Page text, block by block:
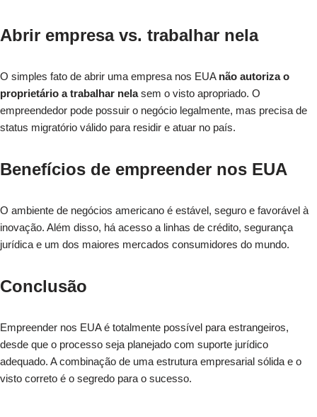
Abrir empresa vs. trabalhar nela
O simples fato de abrir uma empresa nos EUA não autoriza o
proprietário a trabalhar nelasem o visto apropriado. O
empreendedor pode possuir o negócio legalmente, mas precisa de
status migratório válido para residir e atuar no país.
Benefícios de empreender nos EUA
O ambiente de negócios americano é estável, seguro e favorável à
inovação. Além disso, há acesso a linhas de crédito, segurança
jurídica e um dos maiores mercados consumidores do mundo.
Conclusão
Empreender nos EUA é totalmente possível para estrangeiros,
desde que o processo seja planejado com suporte jurídico
adequado. A combinação de uma estrutura empresarial sólida e o
visto correto é o segredo para o sucesso.